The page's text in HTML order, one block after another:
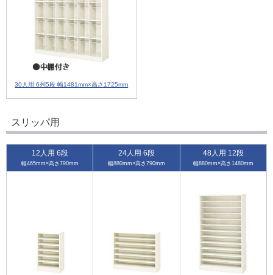
30人用 6列5段 幅1481mm×高さ1725mm
スリッパ用
12人用 6段
幅465mm×高さ790mm
24人用 6段
幅880mm×高さ790mm
48人用 12段
幅880mm×高さ1480mm